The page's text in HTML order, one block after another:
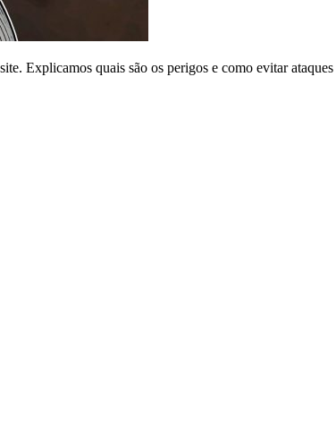
Explicamos quais são os perigos e como evitar